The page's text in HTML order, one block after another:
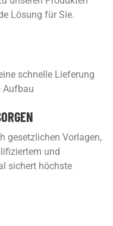
Lösung für Sie.
schnelle Lieferung
Aufbau
gesetzlichen Vorlagen,
und
sichert höchste